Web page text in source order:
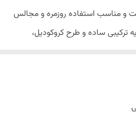
و مناسب استفاده روزمره و مجالس
ساده و طرح کروکودیل،
مناسب است.